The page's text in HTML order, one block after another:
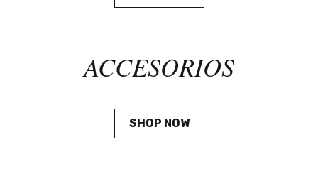
ACCESORIOS
SHOP NOW